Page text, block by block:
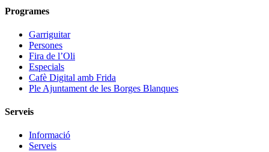
Programes
Garriguitar
Persones
Fira de l’Oli
Especials
Cafè Digital amb Frida
Ple Ajuntament de les Borges Blanques
Serveis
Informació
Serveis